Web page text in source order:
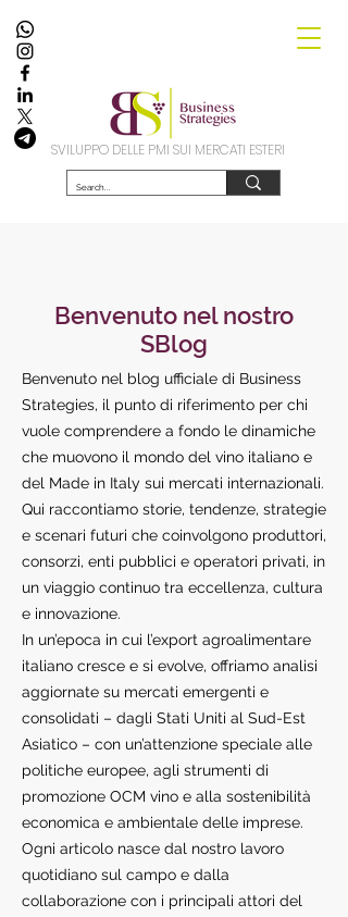
SVILUPPO DELLE PMI SUI MERCATI ESTERI
Benvenuto nel nostro
SBlog
Benvenuto nel blog ufficiale di Business
Strategies, il punto di riferimento per chi
vuole comprendere a fondo le dinamiche
che muovono il mondo del vino italiano e
del Made in Italy sui mercati internazionali.
Qui raccontiamo storie, tendenze, strategie
e scenari futuri che coinvolgono produttori,
consorzi, enti pubblici e operatori privati, in
un viaggio continuo tra eccellenza, cultura
e innovazione.
In un’epoca in cui l’export agroalimentare
italiano cresce e si evolve, offriamo analisi
aggiornate su mercati emergenti e
consolidati – dagli Stati Uniti al Sud-Est
Asiatico – con un’attenzione speciale alle
politiche europee, agli strumenti di
promozione OCM vino e alla sostenibilità
economica e ambientale delle imprese.
Ogni articolo nasce dal nostro lavoro
quotidiano sul campo e dalla
collaborazione con i principali attori del